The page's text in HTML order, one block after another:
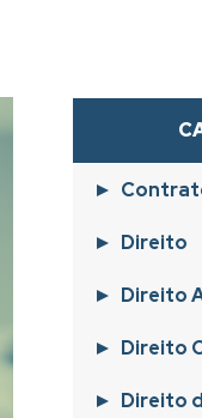
Direito
Direito
Direito
Direito